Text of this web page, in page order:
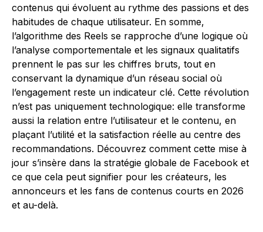
contenus qui évoluent au rythme des passions et des
habitudes de chaque utilisateur. En somme,
l’algorithme des Reels se rapproche d’une logique où
l’analyse comportementale et les signaux qualitatifs
prennent le pas sur les chiffres bruts, tout en
conservant la dynamique d’un réseau social où
l’engagement reste un indicateur clé. Cette révolution
n’est pas uniquement technologique: elle transforme
aussi la relation entre l’utilisateur et le contenu, en
plaçant l’utilité et la satisfaction réelle au centre des
recommandations. Découvrez comment cette mise à
jour s’insère dans la stratégie globale de Facebook et
ce que cela peut signifier pour les créateurs, les
annonceurs et les fans de contenus courts en 2026
et au-delà.